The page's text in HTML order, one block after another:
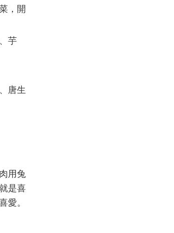
，開
芋
唐生
用兔
是喜
愛。